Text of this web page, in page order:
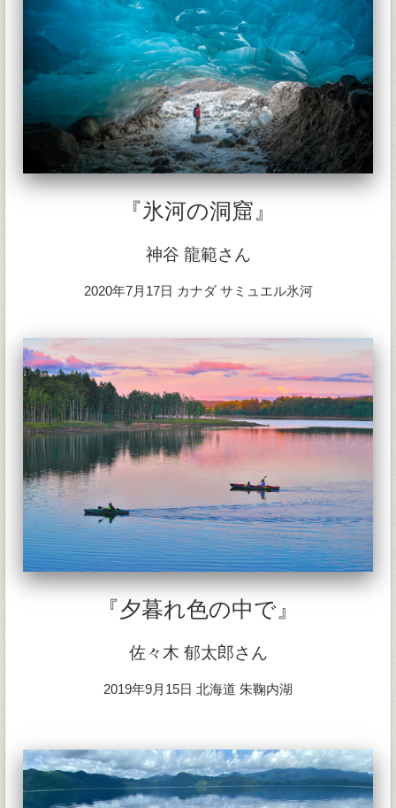
『氷河の洞窟』
神谷 龍範さん
2020年7月17日 カナダ サミュエル氷河
『夕暮れ色の中で』
佐々木 郁太郎さん
2019年9月15日 北海道 朱鞠内湖